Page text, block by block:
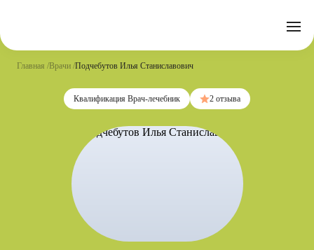
Главная Врачи Подчебутов Илья Станиславович
Квалификация Врач-лечебник 2 отзыва